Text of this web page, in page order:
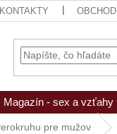
KONTAKTY
Magazín - sex a vzťahy
pre mužov